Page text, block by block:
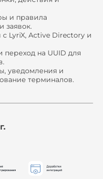
и правила
заявок.
LyriX, Active Directory и
на UUID для
уведомления и
терминалов.